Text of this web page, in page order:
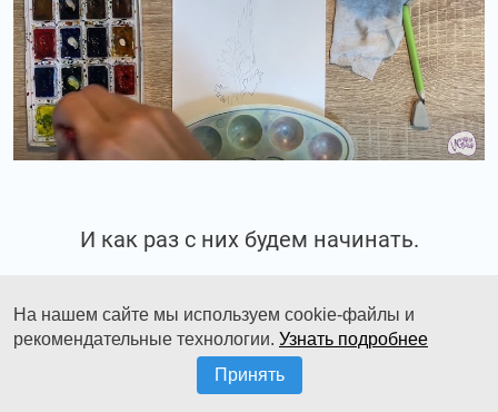
И как раз с них будем начинать.
На нашем сайте мы используем cookie-файлы и
рекомендательные технологии. Узнать подробнее
Принять